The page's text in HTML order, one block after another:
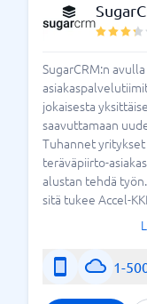
SugarCRM:n
jokaisesta
saavuttamaan
Tuhannet yritykset
teräväpiirto-
alustan tehdä
sitä tukee Accel-
1-